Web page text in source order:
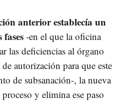
anterior establecía un
-en el que la oficina
las deficiencias al órgano
autorización para que este
de subsanación-, la nueva
y elimina ese paso